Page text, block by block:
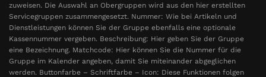
zuweisen. Die Auswahl an Obergruppen wird aus den hier erstellten
Servicegruppen zusammengesetzt. Nummer: Wie bei Artikeln und
Dienstleistungen können Sie der Gruppe ebenfalls eine optionale
Kassennummer vergeben. Beschreibung: Hier geben Sie der Gruppe
eine Bezeichnung. Matchcode: Hier können Sie die Nummer für die
Gruppe im Kalender angeben, damit Sie miteinander abgeglichen
werden. Buttonfarbe – Schriftfarbe – Icon: Diese Funktionen folgen